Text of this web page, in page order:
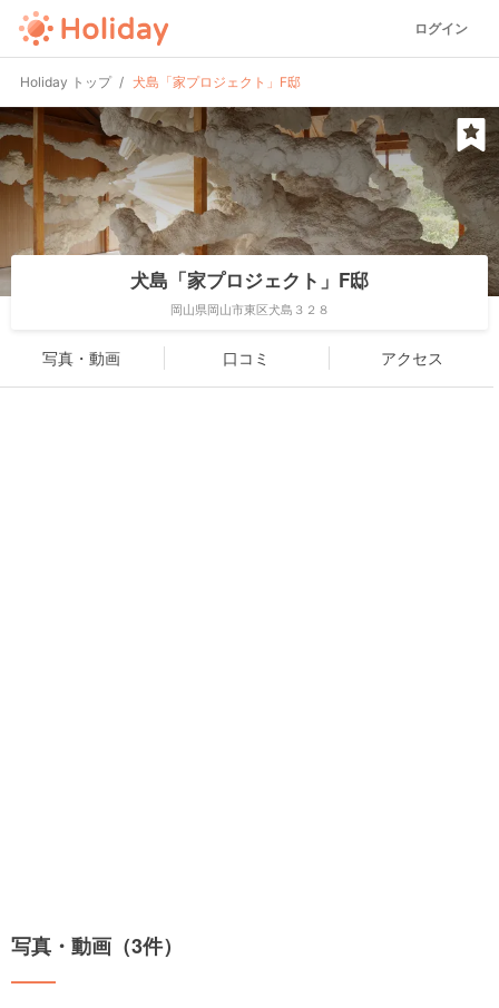
ログイン
Holiday トップ 犬島「家プロジェクト」F邸
犬島「家プロジェクト」F邸
岡山県岡山市東区犬島３２８
写真・動画 口コミ アクセス
写真・動画（3件）